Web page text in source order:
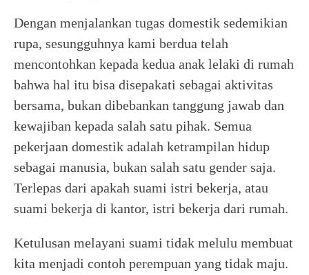
Dengan menjalankan tugas domestik sedemikian
rupa, sesungguhnya kami berdua telah
mencontohkan kepada kedua anak lelaki di rumah
bahwa hal itu bisa disepakati sebagai aktivitas
bersama, bukan dibebankan tanggung jawab dan
kewajiban kepada salah satu pihak. Semua
pekerjaan domestik adalah ketrampilan hidup
sebagai manusia, bukan salah satu gender saja.
Terlepas dari apakah suami istri bekerja, atau
suami bekerja di kantor, istri bekerja dari rumah.
Ketulusan melayani suami tidak melulu membuat
kita menjadi contoh perempuan yang tidak maju.